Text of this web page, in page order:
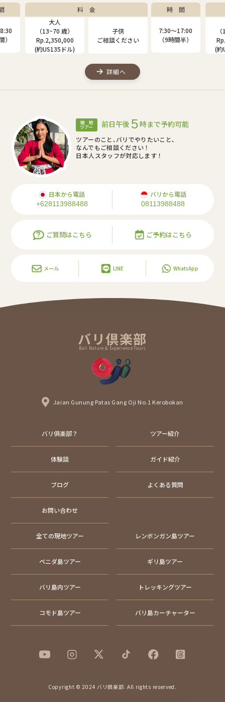
料 金
大人
（13~70 歳）
Rp.2,350,000
(約US135ドル)
子供
ご相談ください
時 間
7:30〜17:00
（9時間半）
詳細へ
（
(約
現 地
ツアー 前日午後 5時まで予約可能
ツアーのこと､バリでやりたいこと､
なんでもご相談ください！
日本人スタッフが対応します！
日本から電話
+628113988488
バリから電話
08113988488
ご質問はこちら ご予約はこちら
メール LINE WhatsApp
バリ倶楽部
Bali Nature & Experience Tours
Jaian Gunung Patas Gang Oji No.1 Kerobokan
バリ倶楽部？ ツアー紹介
体験談 ガイド紹介
ブログ よくある質問
お問い合わせ
全ての現地ツアー レンボンガン島ツアー
ペニダ島ツアー ギリ島ツアー
バリ島内ツアー トレッキングツアー
コモド島ツアー バリ島カーチャーター
Copyright © 2024 バリ倶楽部. All rights reserved.